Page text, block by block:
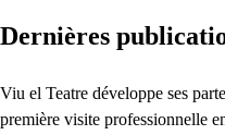
Dernières
Viu el Teatre développe ses
première visite professionnelle